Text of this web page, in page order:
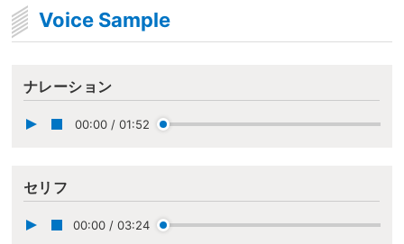
Voice Sample
ナレーション
00:00 / 01:52
セリフ
00:00 / 03:24